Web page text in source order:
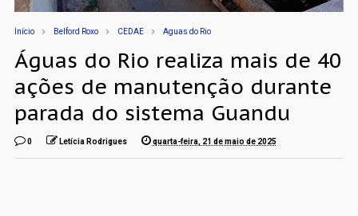
Início Belford Roxo CEDAE Aguas do Rio
Águas do Rio realiza mais de 40
ações de manutenção durante
parada do sistema Guandu
0 Letícia Rodrigues quarta-feira, 21 de maio de 2025